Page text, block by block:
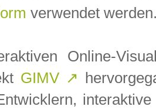
verwendet
Online-
GIMV ↗